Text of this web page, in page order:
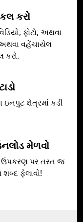
કરો
ફોટો, અથવા
અથવા વહેંચાયેલ
કરો.
ક્ષેત્રમાં કડી
મેળવો
ઉપકરણ પર તરત જ
ફેલાવો!